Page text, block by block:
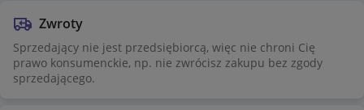
Zwroty
Sprzedający nie jest przedsiębiorcą, więc nie chroni Cię
prawo konsumenckie, np. nie zwrócisz zakupu bez zgody
sprzedającego.